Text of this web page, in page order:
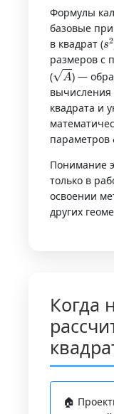
Формулы
базовые
в квадрат (
s
размеров с
(
A
) —
квадрата и
параметров
Понимание
только в
освоении
других
Когда
🏠